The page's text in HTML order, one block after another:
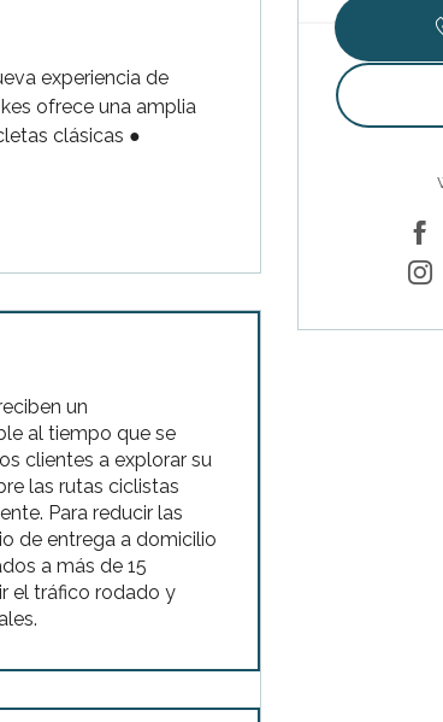
experiencia de
ofrece una amplia
clásicas ●
un
al tiempo que se
clientes a explorar su
las rutas ciclistas
Para reducir las
de entrega a domicilio
a más de 15
el tráfico rodado y